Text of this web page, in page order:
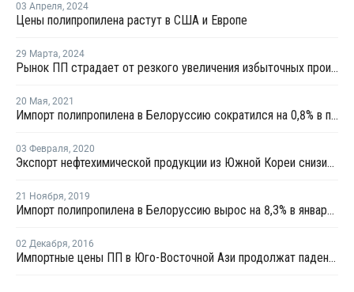
03 Апреля, 2024
Цены полипропилена растут в США и Европе
29 Марта, 2024
Рынок ПП страдает от резкого увеличения избыточных производственных мощностей
20 Мая, 2021
Импорт полипропилена в Белоруссию сократился на 0,8% в первом квартале
03 Февраля, 2020
Экспорт нефтехимической продукции из Южной Кореи снизился в январе на 6,1%, а импорт - на 5,3%
21 Ноября, 2019
Импорт полипропилена в Белоруссию вырос на 8,3% в январе - сентябре
02 Декабря, 2016
Импортные цены ПП в Юго-Восточной Ази продолжат падение на фоне вялого спроса